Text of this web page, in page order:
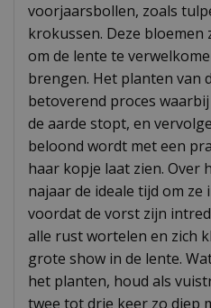
voorjaarsbollen, zoals
krokussen. Deze
om de lente te
brengen. Het planten van
betoverend proces
de aarde stopt, en
beloond wordt met een
haar kopje laat zien. Over
najaar de ideale tijd om
voordat de vorst zijn
alle rust wortelen en zich
grote show in de lente.
het planten, houd als
twee tot drie keer zo diep